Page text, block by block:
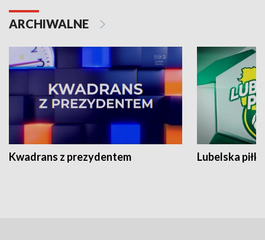
ARCHIWALNE
Kwadrans z prezydentem Lubelska piłka